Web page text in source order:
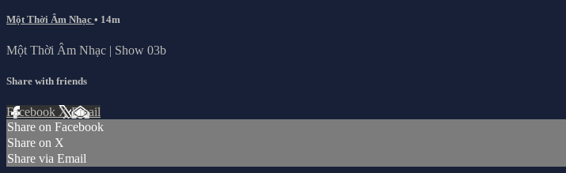
Một Thời Âm Nhạc • 14m
Một Thời Âm Nhạc | Show 03b
Share with friends
Facebook XEmail
Share on Facebook
Share on X
Share via Email